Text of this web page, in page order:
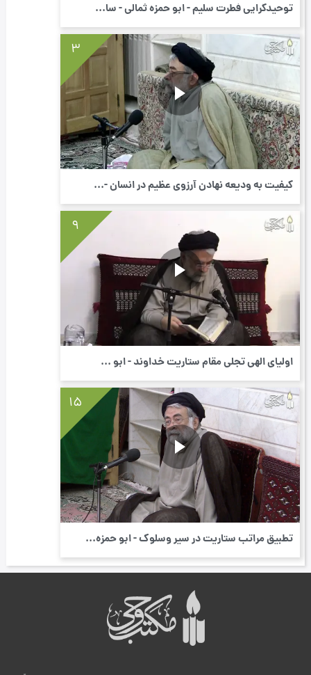
توحیدگرایی فطرت سلیم - ابو حمزه ثمالی - سا...
3
کیفیت به ودیعه نهادن آرزوی عظیم در انسان -...
9
اولیای الهی تجلی مقام ستاریت خداوند - ابو ...
15
تطبیق مراتب ستاریت در سیر وسلوک - ابو حمزه...